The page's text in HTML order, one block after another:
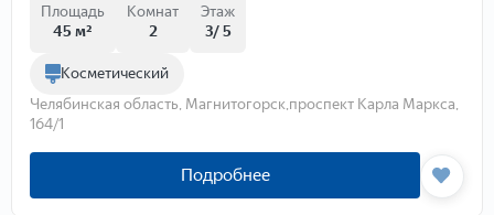
Площадь
45 м²
Комнат
2
Этаж
3/ 5
Косметический
Челябинская область, Магнитогорск,проспект Карла Маркса,
164/1
Подробнее